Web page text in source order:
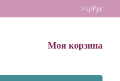
УкрРус
Моя корзина